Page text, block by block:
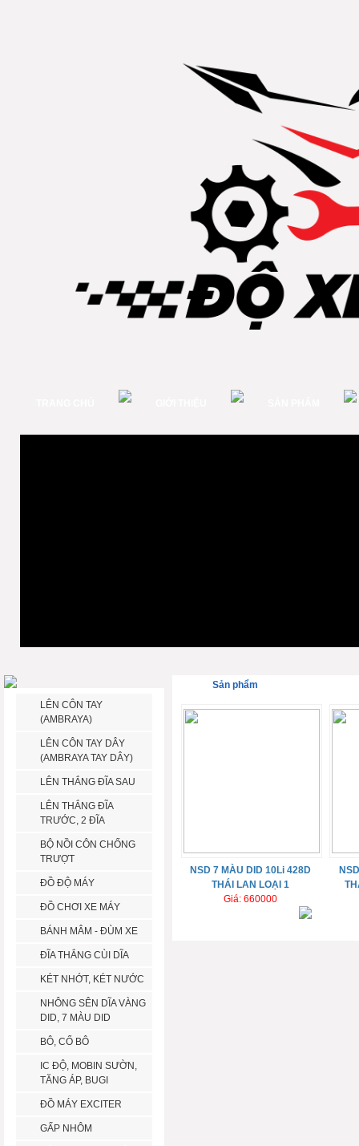
LÊN CÔN TAY
(AMBRAYA)
LÊN CÔN TAY DÂY
(AMBRAYA TAY DÂY)
LÊN THẮNG ĐĨA SAU
LÊN THẮNG ĐĨA
TRƯỚC, 2 ĐĨA
BỘ NỒI CÔN CHỐNG
TRƯỢT
ĐỒ ĐỘ MÁY
ĐỒ CHƠI XE MÁY
BÁNH MÂM - ĐÙM XE
ĐĨA THẮNG CÙI DĨA
KÉT NHỚT, KÉT NƯỚC
NHÔNG SÊN DĨA VÀNG
DID, 7 MÀU DID
BÔ, CỔ BÔ
IC ĐỘ, MOBIN SƯỜN,
TĂNG ÁP, BUGI
ĐỒ MÁY EXCITER
GẤP NHÔM
Sản phẩm
NSD 7 MÀU DID 10Li 428D
THÁI LAN LOẠI 1
Giá: 660000